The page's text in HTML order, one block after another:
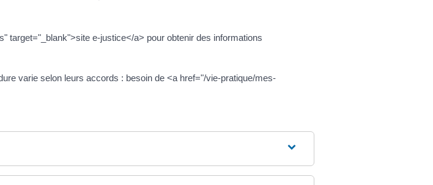
target="_blank">site e-justice</a> pour obtenir des informations
varie selon leurs accords : besoin de <a href="/vie-pratique/mes-